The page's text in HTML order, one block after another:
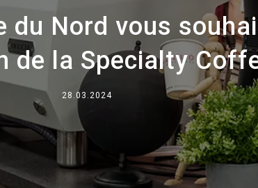
du Nord vous
de la Specialty
28.03.2024
nous faisons
sommes
avec nous